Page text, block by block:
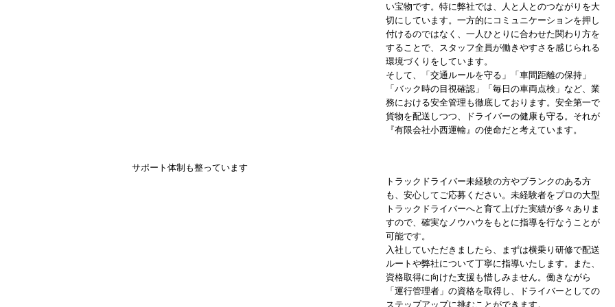
い宝物です。特に弊社では、人と人とのつながりを大
切にしています。一方的にコミュニケーションを押し
付けるのではなく、一人ひとりに合わせた関わり方を
することで、スタッフ全員が働きやすさを感じられる
環境づくりをしています。
そして、「交通ルールを守る」「車間距離の保持」
「バック時の目視確認」「毎日の車両点検」など、業
務における安全管理も徹底しております。安全第一で
貨物を配送しつつ、ドライバーの健康も守る。それが
『有限会社小西運輸』の使命だと考えています。
サポート体制も整っています
トラックドライバー未経験の方やブランクのある方
も、安心してご応募ください。未経験者をプロの大型
トラックドライバーへと育て上げた実績が多々ありま
すので、確実なノウハウをもとに指導を行なうことが
可能です。
入社していただきましたら、まずは横乗り研修で配送
ルートや弊社について丁寧に指導いたします。また、
資格取得に向けた支援も惜しみません。働きながら
「運行管理者」の資格を取得し、ドライバーとしての
ステップアップに挑むことができます。